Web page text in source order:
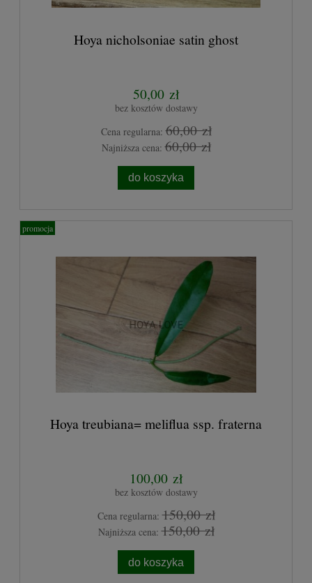
Hoya nicholsoniae satin ghost
50,00 zł
bez kosztów dostawy
Cena regularna:60,00 zł
Najniższa cena:60,00 zł
do koszyka
Hoya treubiana= meliflua ssp. fraterna
100,00 zł
bez kosztów dostawy
Cena regularna:150,00 zł
Najniższa cena:150,00 zł
do koszyka
promocja